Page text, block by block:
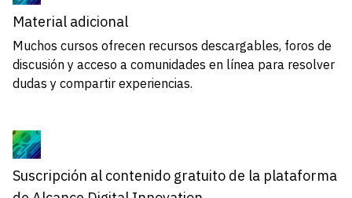
Material adicional
Muchos cursos ofrecen recursos descargables, foros de
discusión y acceso a comunidades en línea para resolver
dudas y compartir experiencias.
Suscripción al contenido gratuito de la plataforma